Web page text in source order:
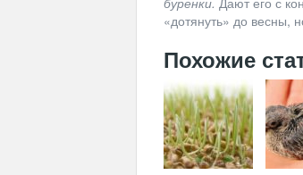
«дотянуть» до весны,
Похожие